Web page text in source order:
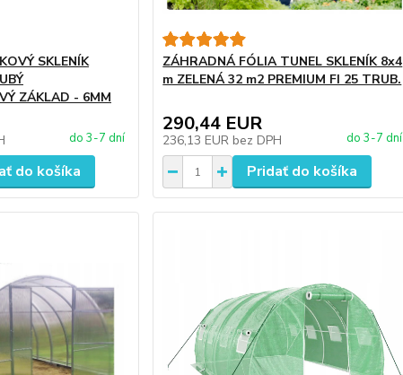
SKLENÍK
ZÁKLAD - 6MM
do 3-7 dní
do košíka
ZÁHRADNÁ FÓLIA TUNEL SKLENÍK 8x4
m ZELENÁ 32 m2 PREMIUM FI 25 TRUB.
290,44 EUR
236,13 EUR bez DPH do 3-7 dní
Pridať do košíka